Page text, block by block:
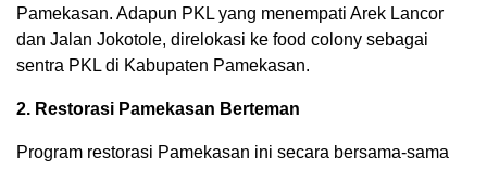
Pamekasan. Adapun PKL yang menempati Arek Lancor
dan Jalan Jokotole, direlokasi ke food colony sebagai
sentra PKL di Kabupaten Pamekasan.
2. Restorasi Pamekasan Berteman
Program restorasi Pamekasan ini secara bersama-sama